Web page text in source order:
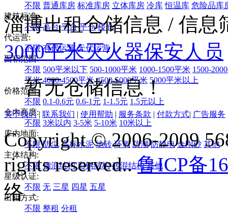
不限 普通库房 标准库房 立体库房 冷库 恒温库 危险品库
建筑标准:
不限 高台 平台 平仓 楼仓
代运营:
不限 有代运营 无代运营
面积范围:
不限 500平米以下 500-1000平米 1000-1500平米 1500-
平米 4000-4500平米 4500-5000平米 5000平米以上
价格范围:
不限 0.1-0.6元 0.6-1元 1-1.5元 1.5元以上
仓内高度:
不限 3米以内 3-5米 5-10米 10米以上
库内地面:
不限 防尘 高标水泥 地砖 环氧 防潮 防静电 金刚砂 其他
主体结构:
不限 钢混结构 彩钢结构 砖混结构 其他
星级认证:
不限 无 三星 四星 五星
出租方式:
不限 整租 分租
淄博出租仓储信息 / 信息
3000平米灭火器保安人员
暂无仓储信息！
关于我们| 联系我们 | 使用帮助 | 服务条款 | 付款方式| 广告服务
Copyright © 2006-2009
rights reserved..鲁ICP备
络